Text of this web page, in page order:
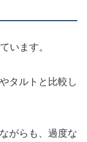
います。
タルトと比較し
がらも、過度な